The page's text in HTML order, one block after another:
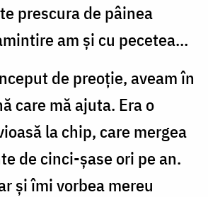
prescura de pâinea
am și cu pecetea…
de preoție, aveam în
care mă ajuta. Era o
la chip, care mergea
de cinci-șase ori pe an.
și îmi vorbea mereu